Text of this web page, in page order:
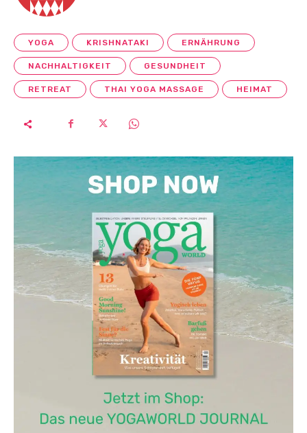
YOGA KRISHNATAKI ERNÄHRUNG
NACHHALTIGKEIT GESUNDHEIT
RETREAT THAI YOGA MASSAGE HEIMAT